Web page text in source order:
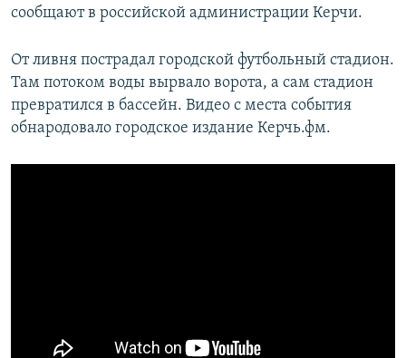
сообщают в российской администрации Керчи.
От ливня пострадал городской футбольный стадион.
Там потоком воды вырвало ворота, а сам стадион
превратился в бассейн. Видео с места события
обнародовало городское издание Керчь.фм.